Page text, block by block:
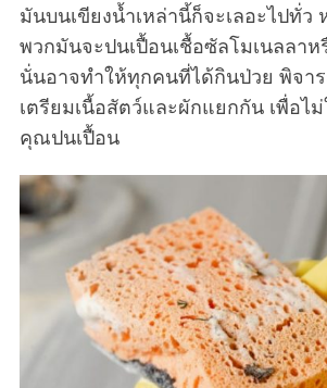
มันบนเขียงน้ำเหล่านี้ก็จะเลอะไปทั่
พวกมันจะปนเปื้อนเชื้อซัลโมเนลลาห
นั่นอาจทำให้ทุกคนที่ได้กินป่วย พิจา
เตรียมเนื้อสัตว์และผักแยกกัน เพื่อไ
คุณปนเปื้อน